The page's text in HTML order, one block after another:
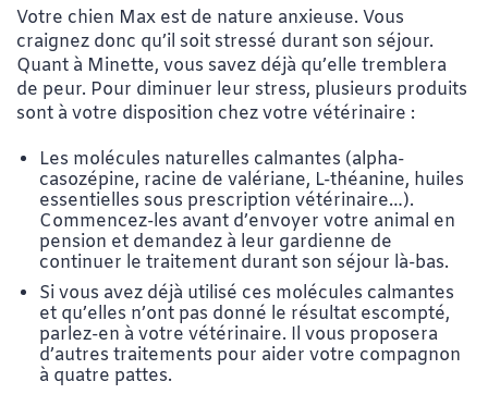
Votre chien Max est de nature anxieuse. Vous
craignez donc qu’il soit stressé durant son séjour.
Quant à Minette, vous savez déjà qu’elle tremblera
de peur. Pour diminuer leur stress, plusieurs produits
sont à votre disposition chez votre vétérinaire :
Les molécules naturelles calmantes (alpha-
casozépine, racine de valériane, L-théanine, huiles
essentielles sous prescription vétérinaire…).
Commencez-les avant d’envoyer votre animal en
pension et demandez à leur gardienne de
continuer le traitement durant son séjour là-bas.
Si vous avez déjà utilisé ces molécules calmantes
et qu’elles n’ont pas donné le résultat escompté,
parlez-en à votre vétérinaire. Il vous proposera
d’autres traitements pour aider votre compagnon
à quatre pattes.